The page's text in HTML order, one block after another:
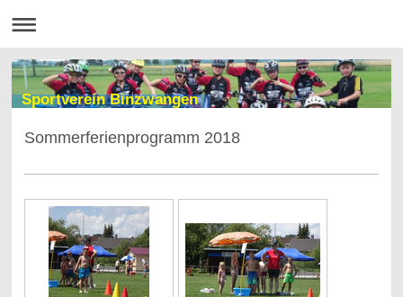
Sportverein Binzwangen
Sommerferienprogramm 2018